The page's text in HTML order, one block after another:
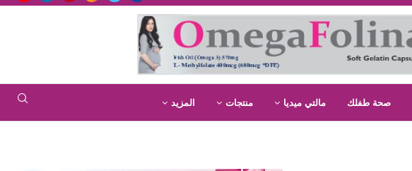
صحة طفلك مالتي ميديا منتجات المزيد